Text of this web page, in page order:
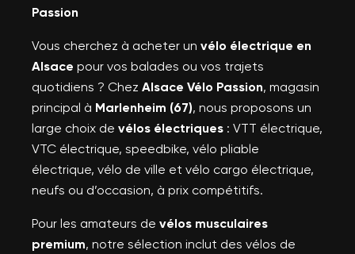
Passion
Vous cherchez à acheter un vélo électrique en
Alsace pour vos balades ou vos trajets
quotidiens ? Chez Alsace Vélo Passion, magasin
principal à Marlenheim (67), nous proposons un
large choix de vélos électriques : VTT électrique,
VTC électrique, speedbike, vélo pliable
électrique, vélo de ville et vélo cargo électrique,
neufs ou d’occasion, à prix compétitifs.
Pour les amateurs de vélos musculaires
premium, notre sélection inclut des vélos de